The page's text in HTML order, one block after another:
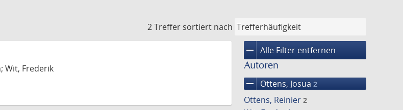
2 Treffer sortiert nach
remove Alle Filter entfernen
Autoren
remove Ottens, Josua 2
Ottens, Reinier 2
Wit, Frederik